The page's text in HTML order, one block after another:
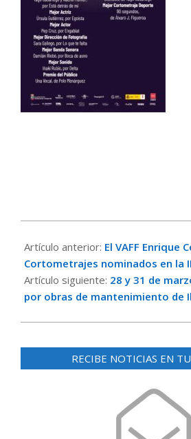
03-
24
Artículo anterior: El VAFF Enrique
Cortometrajes nominados en la
Artículo siguiente: 28 y 31 de
por obras de mantenimiento de
RECIBE NOTICIAS EN